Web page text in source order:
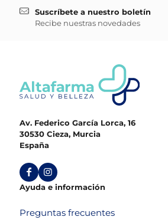
Suscríbete a nuestro boletín
Recibe nuestras novedades
Av. Federico García Lorca, 16
30530 Cieza, Murcia
España
Ayuda e información
Preguntas frecuentes